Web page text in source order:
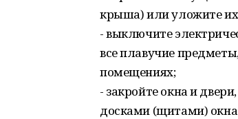
крыша) или уложите
- выключите
все плавучие
помещениях;
- закройте окна и
досками (щитами)